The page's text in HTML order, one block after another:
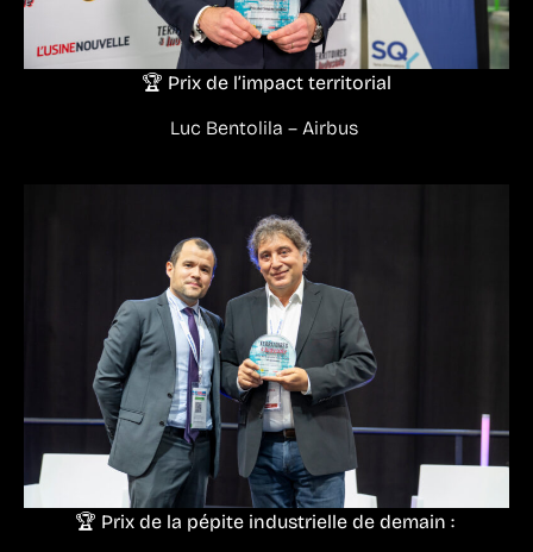
🏆 Prix de l’impact territorial
Luc Bentolila – Airbus
🏆 Prix de la pépite industrielle de demain :